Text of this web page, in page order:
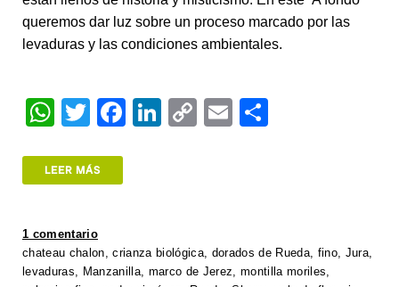
queremos dar luz sobre un proceso marcado por las
levaduras y las condiciones ambientales.
W
at
A
p
T
tt
F
o
Li
n
C
n
E
LEER MÁS
1 comentario
chateau chalon,crianza biológica, dorados de Rueda, fino, Jura,
levaduras, Manzanilla, marco de Jerez, montilla moriles,